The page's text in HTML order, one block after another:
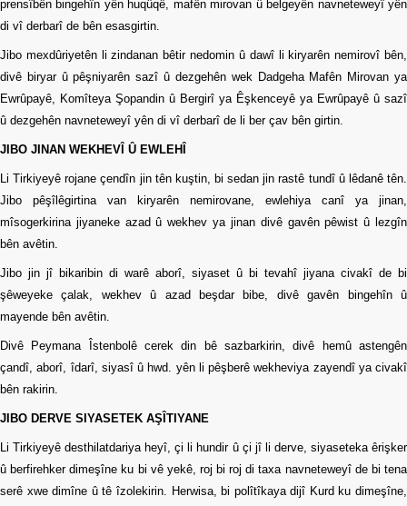
prensîbên bingehîn yên huqûqê, mafên mirovan û belgeyên navneteweyî yên
di vî derbarî de bên esasgirtin.
Jibo mexdûriyetên li zindanan bêtir nedomin û dawî li kiryarên nemirovî bên,
divê biryar û pêşniyarên sazî û dezgehên wek Dadgeha Mafên Mirovan ya
Ewrûpayê, Komîteya Şopandin û Bergirî ya Êşkenceyê ya Ewrûpayê û sazî
û dezgehên navneteweyî yên di vî derbarî de li ber çav bên girtin.
JIBO JINAN WEKHEVÎ Û EWLEHÎ
Li Tirkiyeyê rojane çendîn jin tên kuştin, bi sedan jin rastê tundî û lêdanê tên.
Jibo pêşîlêgirtina van kiryarên nemirovane, ewlehiya canî ya jinan,
mîsogerkirina jiyaneke azad û wekhev ya jinan divê gavên pêwist û lezgîn
bên avêtin.
Jibo jin jî bikaribin di warê aborî, siyaset û bi tevahî jiyana civakî de bi
şêweyeke çalak, wekhev û azad beşdar bibe, divê gavên bingehîn û
mayende bên avêtin.
Divê Peymana Îstenbolê cerek din bê sazbarkirin, divê hemû astengên
çandî, aborî, îdarî, siyasî û hwd. yên li pêşberê wekheviya zayendî ya civakî
bên rakirin.
JIBO DERVE SIYASETEK AŞÎTIYANE
Li Tirkiyeyê desthilatdariya heyî, çi li hundir û çi jî li derve, siyaseteka êrişker
û berfirehker dimeşîne ku bi vê yekê, roj bi roj di taxa navneteweyî de bi tena
serê xwe dimîne û tê îzolekirin. Herwisa, bi polîtîkaya dijî Kurd ku dimeşîne,